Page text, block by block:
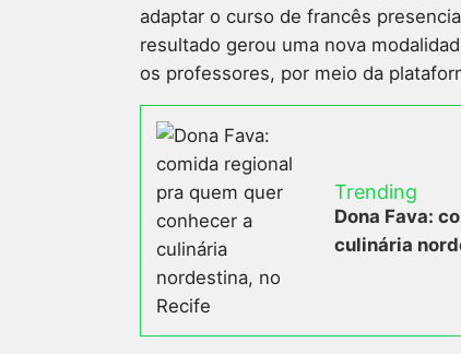
adaptar o curso de francês
resultado gerou uma nova
os professores, por meio da
Trending
Dona Fava:
culinária